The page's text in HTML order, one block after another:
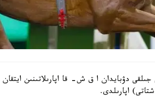
دۋبايدان ا ق ش- قا اپارىلاتىنىن